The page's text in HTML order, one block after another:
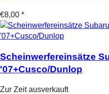
€8,00 *
Scheinwerfereinsätze
'07+Cusco/Dunlop
Zur Zeit ausverkauft